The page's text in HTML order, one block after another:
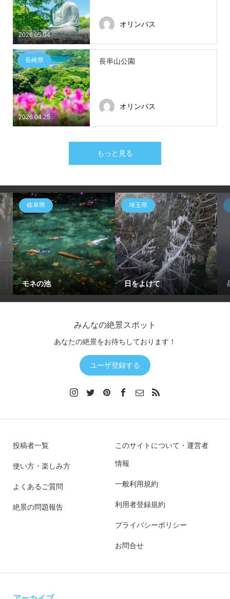
2026.05.04
オリンパス
2026.04.25
長崎県 長串山公園
オリンパス
もっと見る
岐阜県
モネの池
埼玉県
日をよけて
みんなの絶景スポット
あなたの絶景をお待ちしております！
ユーザ登録する
投稿者一覧
使い方・楽しみ方
よくあるご質問
絶景の問題報告
このサイトについて・運営者
情報
一般利用規約
利用者登録規約
プライバシーポリシー
お問合せ